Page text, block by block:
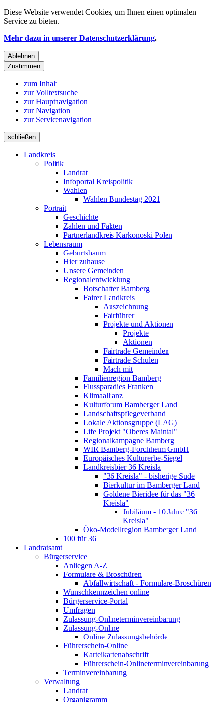
Diese Website verwendet Cookies, um Ihnen einen optimalen
Service zu bieten.
Mehr dazu in unserer Datenschutzerklärung.
Ablehnen
Zustimmen
zum Inhalt
zur Volltextsuche
zur Hauptnavigation
zur Navigation
zur Servicenavigation
schließen
Landkreis
Politik
Landrat
Infoportal Kreispolitik
Wahlen
Wahlen Bundestag 2021
Portrait
Geschichte
Zahlen und Fakten
Partnerlandkreis Karkonoski Polen
Lebensraum
Geburtsbaum
Hier zuhause
Unsere Gemeinden
Regionalentwicklung
Botschafter Bamberg
Fairer Landkreis
Auszeichnung
Fairführer
Projekte und Aktionen
Projekte
Aktionen
Fairtrade Gemeinden
Fairtrade Schulen
Mach mit
Familienregion Bamberg
Flussparadies Franken
Klimaallianz
Kulturforum Bamberger Land
Landschaftspflegeverband
Lokale Aktionsgruppe (LAG)
Life Projekt "Oberes Maintal"
Regionalkampagne Bamberg
WIR Bamberg-Forchheim GmbH
Europäisches Kulturerbe-Siegel
Landkreisbier 36 Kreisla
"36 Kreisla" - bisherige Sude
Bierkultur im Bamberger Land
Goldene Bieridee für das "36
Kreisla"
Jubiläum - 10 Jahre "36
Kreisla"
Öko-Modellregion Bamberger Land
100 für 36
Landratsamt
Bürgerservice
Anliegen A-Z
Formulare & Broschüren
Abfallwirtschaft - Formulare-Broschüren
Wunschkennzeichen online
Bürgerservice-Portal
Umfragen
Zulassung-Onlineterminvereinbarung
Zulassung-Online
Online-Zulassungsbehörde
Führerschein-Online
Karteikartenabschrift
Führerschein-Onlineterminvereinbarung
Terminvereinbarung
Verwaltung
Landrat
Organigramm